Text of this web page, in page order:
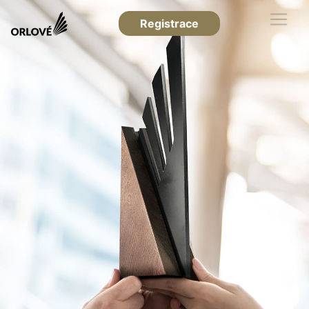
Registrace